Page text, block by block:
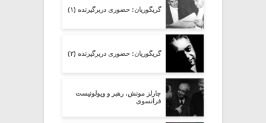
گریگوریان: حضوری دربرگیرنده (۱)
گریگوریان: حضوری دربرگیرنده (۲)
چارلز مونش، رهبر و ویولونیست
فرانسوی